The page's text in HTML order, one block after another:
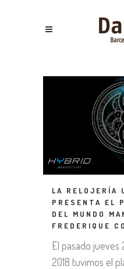
LA RELOJERÍA
PRESENTA EL
DEL MUNDO
FREDERIQUE
El pasado
2018 tuvimos el